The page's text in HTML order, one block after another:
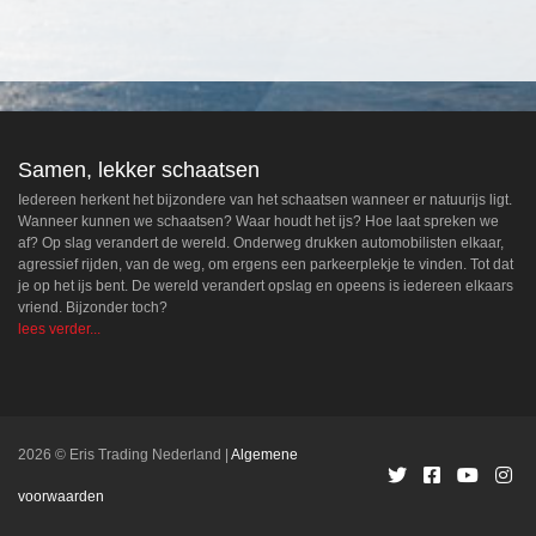
Samen, lekker schaatsen
Iedereen herkent het bijzondere van het schaatsen wanneer er natuurijs ligt.
Wanneer kunnen we schaatsen? Waar houdt het ijs? Hoe laat spreken we
af? Op slag verandert de wereld. Onderweg drukken automobilisten elkaar,
agressief rijden, van de weg, om ergens een parkeerplekje te vinden. Tot dat
je op het ijs bent. De wereld verandert opslag en opeens is iedereen elkaars
vriend. Bijzonder toch?
lees verder...
2026 © Eris Trading Nederland Algemene
voorwaarden